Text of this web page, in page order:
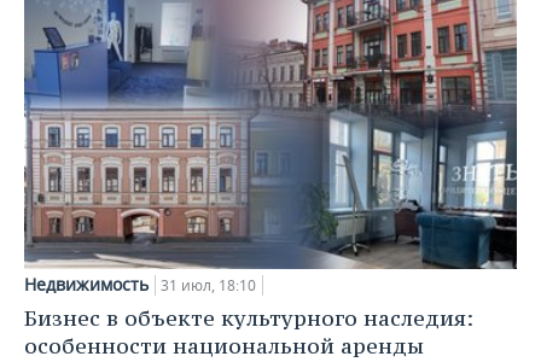
Недвижимость 31 июл, 18:10
Бизнес в объекте культурного наследия:
особенности национальной аренды